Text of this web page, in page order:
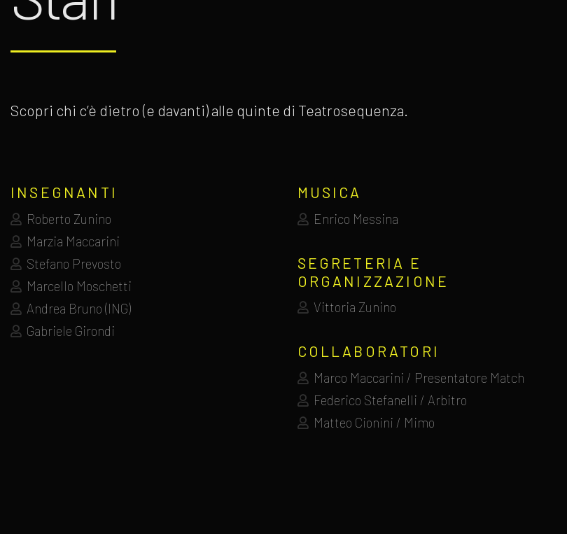
Scopri chi c’è dietro (e davanti) alle quinte di Teatrosequenza.
INSEGNANTI
Roberto Zunino
Marzia Maccarini
Stefano Prevosto
Marcello Moschetti
Andrea Bruno (ING)
Gabriele Girondi
MUSICA
Enrico Messina
SEGRETERIA E
ORGANIZZAZIONE
Vittoria Zunino
COLLABORATORI
Marco Maccarini / Presentatore Match
Federico Stefanelli / Arbitro
Matteo Cionini / Mimo